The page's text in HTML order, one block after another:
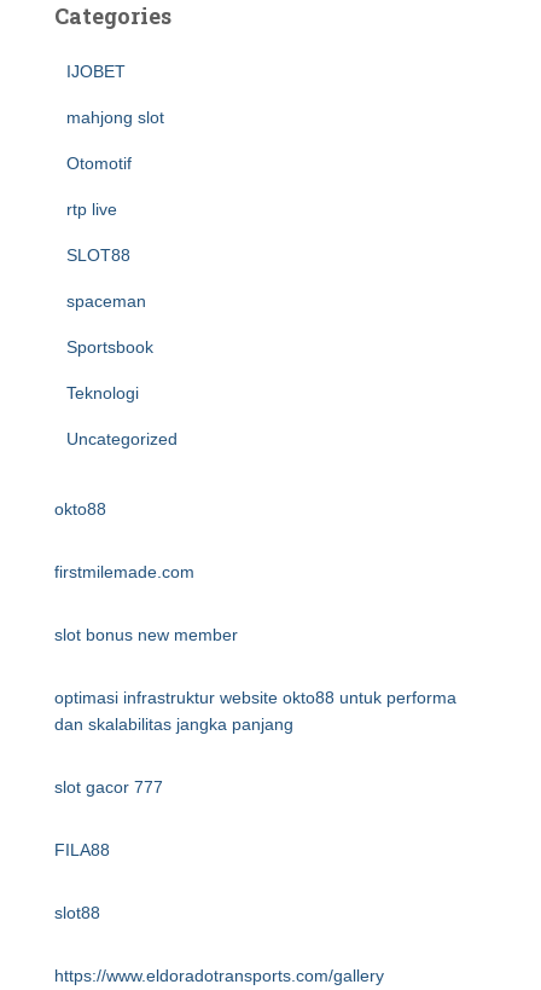
Categories
IJOBET
mahjong slot
Otomotif
rtp live
SLOT88
spaceman
Sportsbook
Teknologi
Uncategorized
okto88
firstmilemade.com
slot bonus new member
optimasi infrastruktur website okto88 untuk performa
dan skalabilitas jangka panjang
slot gacor 777
FILA88
slot88
https://www.eldoradotransports.com/gallery